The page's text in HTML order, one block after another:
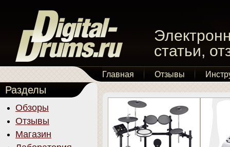
статьи,
Главная Отзывы
Разделы
Обзоры
Отзывы
Магазин